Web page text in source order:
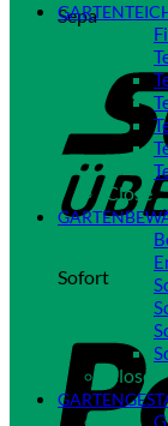
Sepa
Sofort
Close
Close